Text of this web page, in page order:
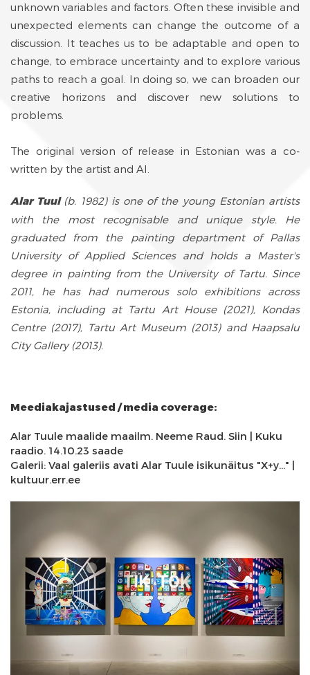
unknown variables and factors. Often these invisible and
unexpected elements can change the outcome of a
discussion. It teaches us to be adaptable and open to
change, to embrace uncertainty and to explore various
paths to reach a goal. In doing so, we can broaden our
creative horizons and discover new solutions to
problems.
The original version of release in Estonian was a co-
written by the artist and AI.
Alar Tuul (b. 1982) is one of the young Estonian artists
with the most recognisable and unique style. He
graduated from the painting department of Pallas
University of Applied Sciences and holds a Master's
degree in painting from the University of Tartu. Since
2011, he has had numerous solo exhibitions across
Estonia, including at Tartu Art House (2021), Kondas
Centre (2017), Tartu Art Museum (2013) and Haapsalu
City Gallery (2013).
Meediakajastused / media coverage:
Alar Tuule maalide maailm. Neeme Raud. Siin | Kuku
raadio. 14.10.23 saade
Galerii: Vaal galeriis avati Alar Tuule isikunäitus "X+y..." |
kultuur.err.ee